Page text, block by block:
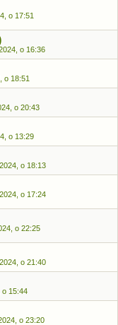
o 17:51
o 16:36
o 18:51
o 20:43
o 13:29
o 18:13
o 17:24
o 22:25
o 21:40
o 15:44
o 23:20